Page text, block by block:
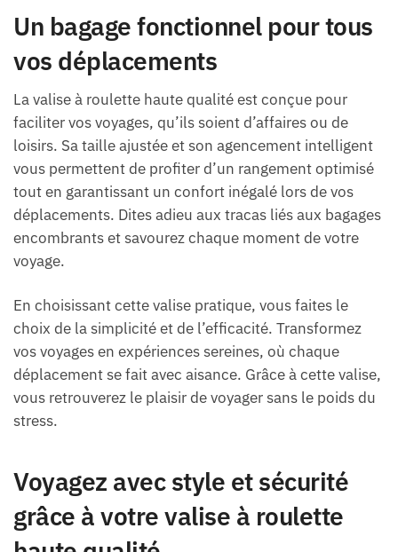
Un bagage fonctionnel pour tous
vos déplacements
La valise à roulette haute qualité est conçue pour
faciliter vos voyages, qu’ils soient d’affaires ou de
loisirs. Sa taille ajustée et son agencement intelligent
vous permettent de profiter d’un rangement optimisé
tout en garantissant un confort inégalé lors de vos
déplacements. Dites adieu aux tracas liés aux bagages
encombrants et savourez chaque moment de votre
voyage.
En choisissant cette valise pratique, vous faites le
choix de la simplicité et de l’efficacité. Transformez
vos voyages en expériences sereines, où chaque
déplacement se fait avec aisance. Grâce à cette valise,
vous retrouverez le plaisir de voyager sans le poids du
stress.
Voyagez avec style et sécurité
grâce à votre valise à roulette